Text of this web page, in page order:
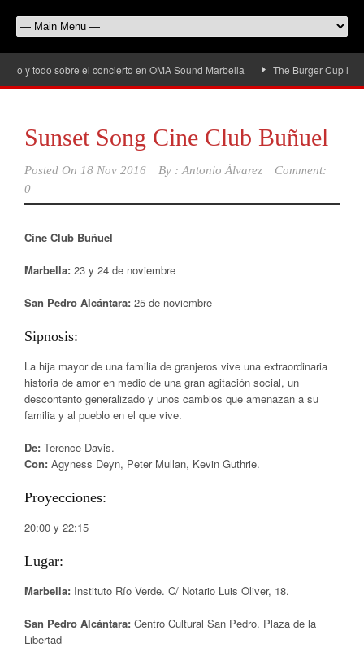
sobre el concierto en OMA Sound Marbella The Burger Cup llega a
Sunset Song Cine Club Buñuel
Posted On 18 Nov 2016 By : Antonio Álvarez
Comment:
0
Cine Club Buñuel
Marbella: 23 y 24 de noviembre
San Pedro Alcántara: 25 de noviembre
Sipnosis:
La hija mayor de una familia de granjeros vive una extraordinaria
historia de amor en medio de una gran agitación social, un
descontento generalizado y unos cambios que amenazan a su
familia y al pueblo en el que vive.
De: Terence Davis.
Con: Agyness Deyn, Peter Mullan, Kevin Guthrie.
Proyecciones:
20:00 y 22:15
Lugar:
Marbella: Instituto Río Verde. C/ Notario Luis Oliver, 18.
San Pedro Alcántara: Centro Cultural San Pedro. Plaza de la
Libertad